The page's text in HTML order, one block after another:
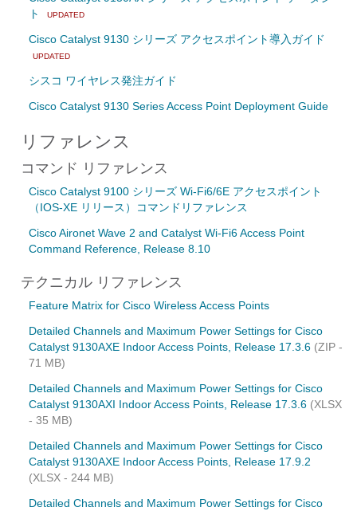
ト
UPDATED
Cisco Catalyst 9130 シリーズ アクセスポイント導入ガイド
UPDATED
シスコ ワイヤレス発注ガイド
Cisco Catalyst 9130 Series Access Point Deployment Guide
リファレンス
コマンド リファレンス
Cisco Catalyst 9100 シリーズ Wi-Fi6/6E アクセスポイント
（IOS-XE リリース）コマンドリファレンス
Cisco Aironet Wave 2 and Catalyst Wi-Fi6 Access Point
Command Reference, Release 8.10
テクニカル リファレンス
Feature Matrix for Cisco Wireless Access Points
Detailed Channels and Maximum Power Settings for Cisco
Catalyst 9130AXE Indoor Access Points, Release 17.3.6 (ZIP -
71 MB)
Detailed Channels and Maximum Power Settings for Cisco
Catalyst 9130AXI Indoor Access Points, Release 17.3.6 (XLSX
- 35 MB)
Detailed Channels and Maximum Power Settings for Cisco
Catalyst 9130AXE Indoor Access Points, Release 17.9.2
(XLSX - 244 MB)
Detailed Channels and Maximum Power Settings for Cisco